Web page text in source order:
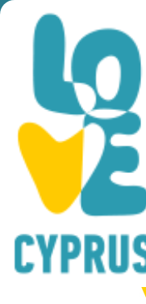
You are here:Home»
» CORNER – MANDALI
CORNER –